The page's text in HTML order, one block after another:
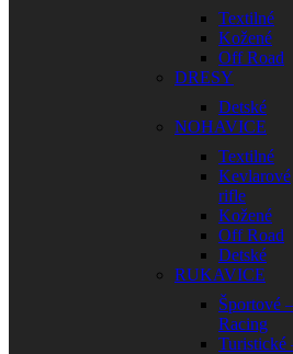
Textilné
Kožené
Off Road
DRESY
Detské
NOHAVICE
Textilné
Kevlarové
rifle
Kožené
Off Road
Detské
RUKAVICE
Športové –
Racing
Turistické